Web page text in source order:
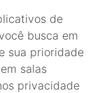
de
busca em
sua prioridade
salas
privacidade